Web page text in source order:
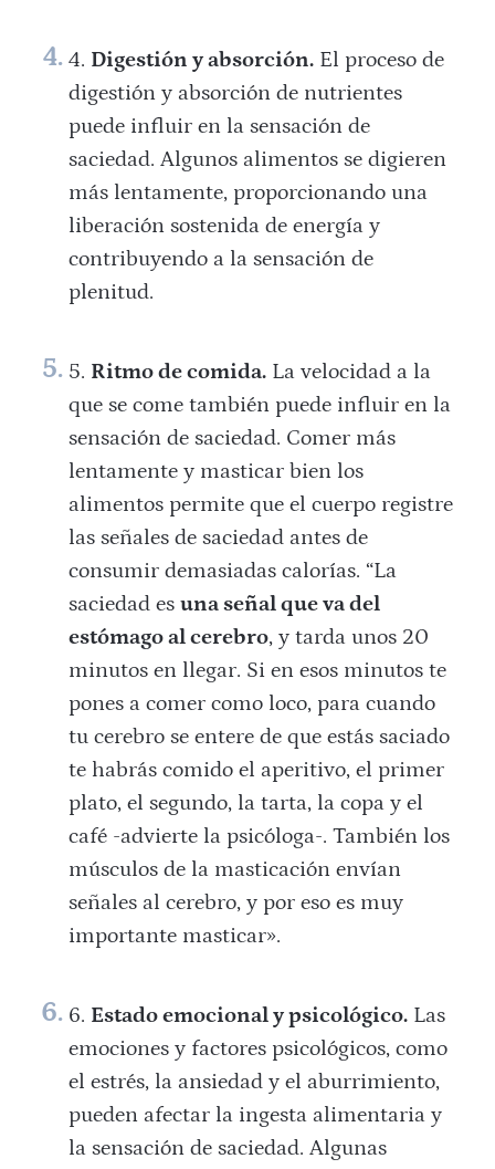
Digestión y absorción.El proceso de
digestión y absorción de nutrientes
puede influir en la sensación de
saciedad. Algunos alimentos se digieren
más lentamente, proporcionando una
liberación sostenida de energía y
contribuyendo a la sensación de
plenitud.
Ritmo de comida.La velocidad a la
que se come también puede influir en la
sensación de saciedad. Comer más
lentamente y masticar bien los
alimentos permite que el cuerpo registre
las señales de saciedad antes de
consumir demasiadas calorías. “La
saciedad es una señal que va del
estómago al cerebro, y tarda unos 20
minutos en llegar. Si en esos minutos te
pones a comer como loco, para cuando
tu cerebro se entere de que estás saciado
te habrás comido el aperitivo, el primer
plato, el segundo, la tarta, la copa y el
café -advierte la psicóloga-. También los
músculos de la masticación envían
señales al cerebro, y por eso es muy
importante masticar».
Estado emocional y psicológico.Las
emociones y factores psicológicos, como
el estrés, la ansiedad y el aburrimiento,
pueden afectar la ingesta alimentaria y
la sensación de saciedad. Algunas